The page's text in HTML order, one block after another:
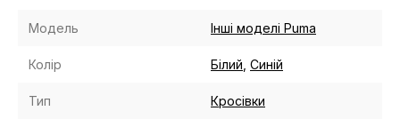
Модель Інші моделі Puma
Колір Білий Cиній
Тип Кросівки